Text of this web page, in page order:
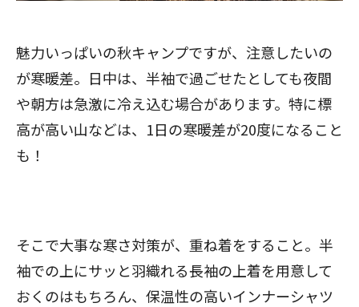
魅力いっぱいの秋キャンプですが、注意したいの
が寒暖差。日中は、半袖で過ごせたとしても夜間
や朝方は急激に冷え込む場合があります。特に標
高が高い山などは、1日の寒暖差が20度になること
も！
そこで大事な寒さ対策が、重ね着をすること。半
袖での上にサッと羽織れる長袖の上着を用意して
おくのはもちろん、保温性の高いインナーシャツ